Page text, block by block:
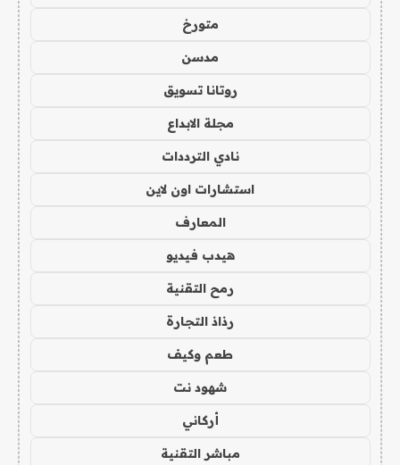
متورخ
مدسن
روتانا تسويق
مجلة الابداع
نادي الترددات
استشارات اون لاين
المعارف
هيدب فيديو
رمح التقنية
رذاذ التجارة
طعم وكيف
شهود نت
أركاني
مباشر التقنية